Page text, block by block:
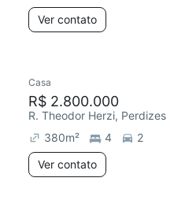
Ver contato
Casa
R$ 2.800.000
R. Theodor Herzi, Perdizes
380m² 4
2
Ver contato